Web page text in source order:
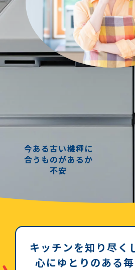
今ある古い機種に
合うものがあるか
不安
キッチンを知り尽く
心にゆとりのある